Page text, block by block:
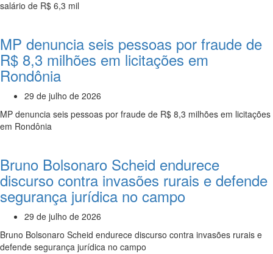
salário de R$ 6,3 mil
MP denuncia seis pessoas por fraude de
R$ 8,3 milhões em licitações em
Rondônia
29 de julho de 2026
MP denuncia seis pessoas por fraude de R$ 8,3 milhões em licitações
em Rondônia
Bruno Bolsonaro Scheid endurece
discurso contra invasões rurais e defende
segurança jurídica no campo
29 de julho de 2026
Bruno Bolsonaro Scheid endurece discurso contra invasões rurais e
defende segurança jurídica no campo